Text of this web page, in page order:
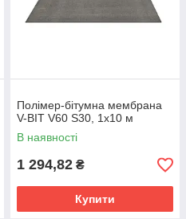
Полімер-бітумна мембрана
V-BIT V60 S30, 1х10 м
В наявності
1 294,82 ₴
Купити